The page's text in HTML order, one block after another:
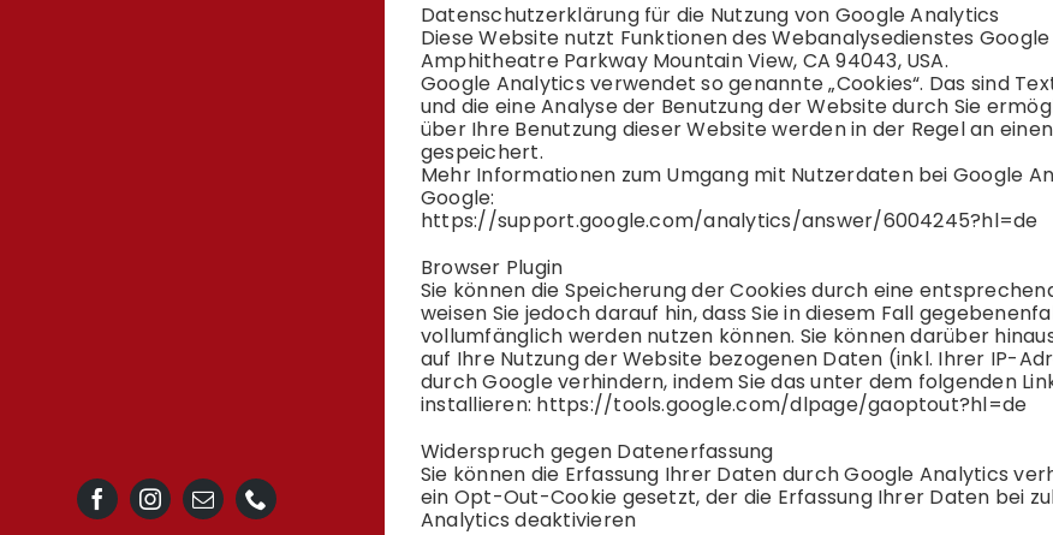
Datenschutzerklärung für die Nutzung von Google Analytics
Diese Website nutzt Funktionen des Webanalysedienstes
Amphitheatre Parkway Mountain View, CA 94043, USA.
Google Analytics verwendet so genannte „Cookies“. Das sind
und die eine Analyse der Benutzung der Website durch Sie
über Ihre Benutzung dieser Website werden in der Regel an
gespeichert.
Mehr Informationen zum Umgang mit Nutzerdaten bei Google
Google:
https://support.google.com/analytics/answer/6004245?hl=de
Browser Plugin
Sie können die Speicherung der Cookies durch eine
weisen Sie jedoch darauf hin, dass Sie in diesem Fall
vollumfänglich werden nutzen können. Sie können darüber
auf Ihre Nutzung der Website bezogenen Daten (inkl. Ihrer IP-
durch Google verhindern, indem Sie das unter dem folgenden
installieren: https://tools.google.com/dlpage/gaoptout?hl=de
Widerspruch gegen Datenerfassung
Sie können die Erfassung Ihrer Daten durch Google Analytics
ein Opt-Out-Cookie gesetzt, der die Erfassung Ihrer Daten bei
Analytics deaktivieren